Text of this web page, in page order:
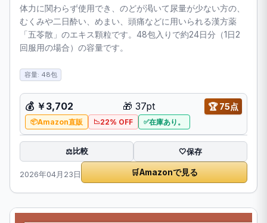
体力に関わらず使用でき、のどが渇いて尿量が少ない方の、
むくみや二日酔い、めまい、頭痛などに用いられる漢方薬
「五苓散」のエキス顆粒です。48包入りで約24日分（1日2
回服用の場合）の容量です。
容量: 48包
💰 ￥3,702 🎁 37pt 🏆 75点
Amazon直販 22% OFF 在庫あり。
⚖️比較 🤍保存
2026年04月23日 🛒Amazonで見る